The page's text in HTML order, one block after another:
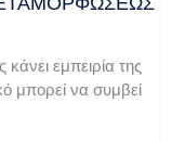
εμπειρία της
μπορεί να συμβεί